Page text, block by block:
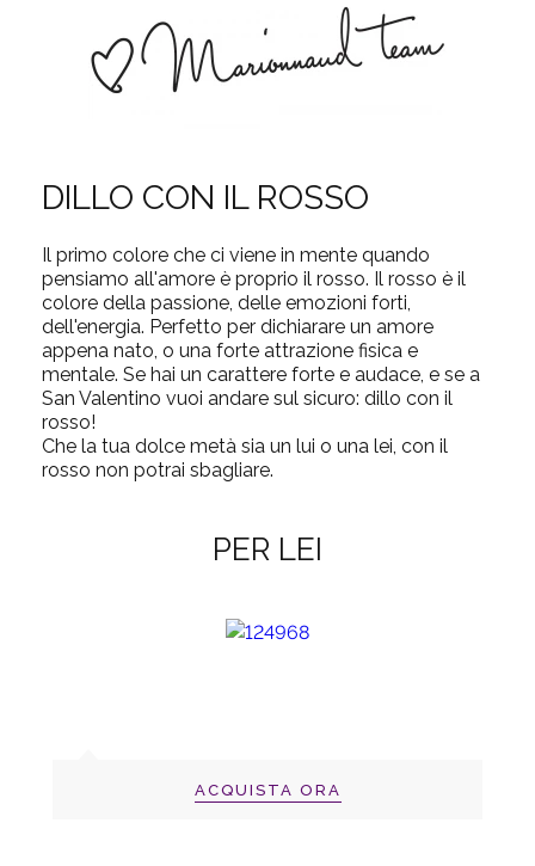
DILLO CON IL ROSSO
Il primo colore che ci viene in mente quando
pensiamo all'amore è proprio il rosso. Il rosso è il
colore della passione, delle emozioni forti,
dell'energia. Perfetto per dichiarare un amore
appena nato, o una forte attrazione fisica e
mentale. Se hai un carattere forte e audace, e se a
San Valentino vuoi andare sul sicuro: dillo con il
rosso!
Che la tua dolce metà sia un lui o una lei, con il
rosso non potrai sbagliare.
PER LEI
ACQUISTA ORA